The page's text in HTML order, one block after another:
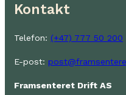
Kontakt
Telefon: (+47) 777 50 200
E-post:
Framsenteret Drift AS